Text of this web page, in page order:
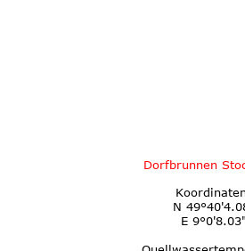
Dorfbrunnen
N
E 9°0'8.03"